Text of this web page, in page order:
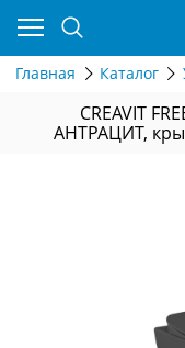
Главная Каталог
CREAVIT
АНТРАЦИТ,